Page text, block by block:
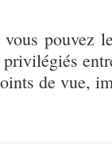
pouvez
de vue,